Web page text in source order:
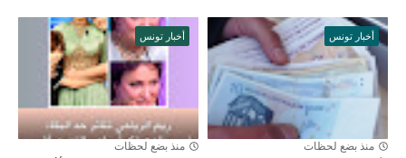
أخبار تونس
منذ بضع لحظات
أخبار تونس
منذ بضع لحظات